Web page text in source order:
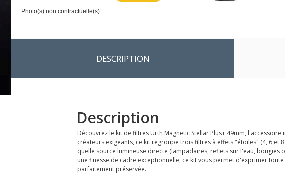
Photo(s) non contractuelle(s)
DESCRIPTION
Description
Découvrez le kit de filtres Urth Magnetic Stellar Plus+ 49mm,
créateurs exigeants, ce kit regroupe trois filtres à effets "étoiles" (4, 6
quelle source lumineuse directe (lampadaires, reflets sur l'eau,
une finesse de cadre exceptionnelle, ce kit vous permet d'exprimer
parfaitement préservée.